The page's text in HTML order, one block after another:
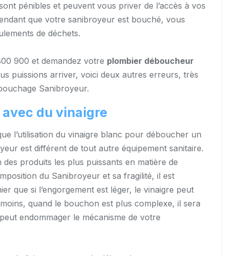
pénibles et peuvent vous priver de l’accès à vos
que votre sanibroyeur est bouché, vous
de déchets.
900 et demandez votre plombier déboucheur
puissions arriver, voici deux autres erreurs, très
Sanibroyeur.
du vinaigre
l’utilisation du vinaigre blanc pour déboucher un
est différent de tout autre équipement sanitaire.
produits les plus puissants en matière de
du Sanibroyeur et sa fragilité, il est
que si l’engorgement est léger, le vinaigre peut
quand le bouchon est plus complexe, il sera
endommager le mécanisme de votre